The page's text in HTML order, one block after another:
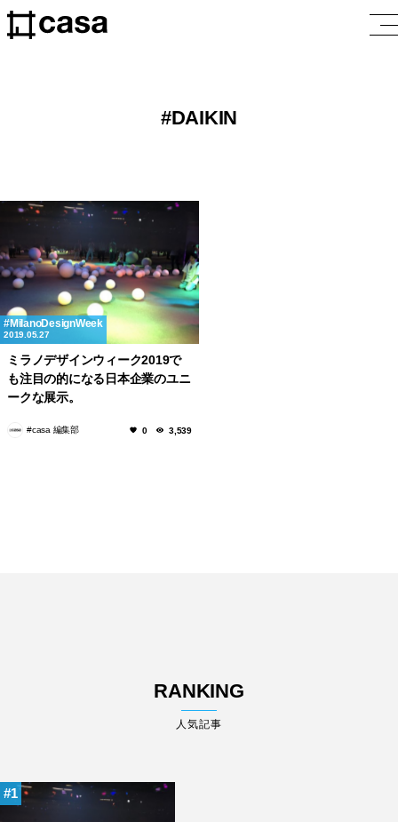
DAIKIN
MilanoDesignWeek
2019.05.27
ミラノデザインウィーク2019で
も注目の的になる日本企業のユニ
ークな展示。
#casa 編集部 0 3,539
RANKING
人気記事
1